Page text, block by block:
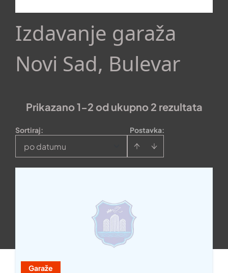
Izdavanje garaža
Novi Sad, Bulevar
Prikazano 1-2 od ukupno 2 rezultata
Postavka:
Sortiraj:
po datumu
Garaže